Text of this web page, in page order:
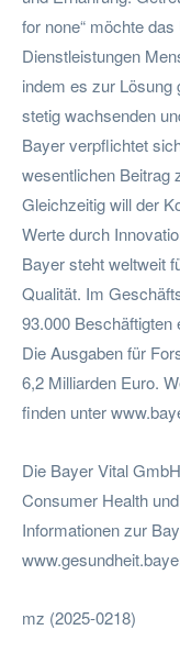
for none“ möchte
Dienstleistungen
indem es zur Lösung
stetig wachsenden
Bayer verpflichtet
wesentlichen Beitrag
Gleichzeitig will der
Werte durch
Bayer steht weltweit
Qualität. Im
93.000 Beschäftigten
Die Ausgaben für
6,2 Milliarden Euro.
finden unter
Die Bayer Vital
Consumer Health
Informationen zur
mz (2025-0218)